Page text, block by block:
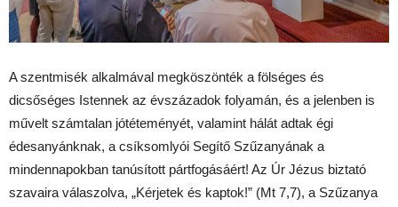
A szentmisék alkalmával megköszönték a fölséges és
dicsőséges Istennek az évszázadok folyamán, és a jelenben is
művelt számtalan jótéteményét, valamint hálát adtak égi
édesanyánknak, a csíksomlyói Segítő Szűzanyának a
mindennapokban tanúsított pártfogásáért! Az Úr Jézus biztató
szavaira válaszolva, „Kérjetek és kaptok!” (Mt 7,7), a Szűzanya